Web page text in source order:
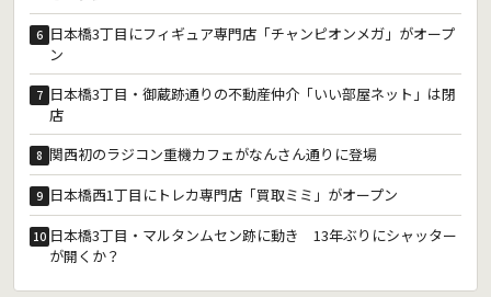
6 日本橋3丁目にフィギュア専門店「チャンピオンメガ」がオープ
ン
7 日本橋3丁目・御蔵跡通りの不動産仲介「いい部屋ネット」は閉
店
8 関西初のラジコン重機カフェがなんさん通りに登場
9 日本橋西1丁目にトレカ専門店「買取ミミ」がオープン
10 日本橋3丁目・マルタンムセン跡に動き 13年ぶりにシャッター
が開くか？